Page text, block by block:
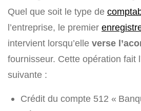
Quel que soit le type de
l’entreprise, le premier
intervient lorsqu’elle verse
fournisseur. Cette opération fait
suivante :
Crédit du compte 512 «